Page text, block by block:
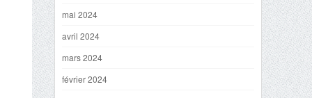
mai 2024
avril 2024
mars 2024
février 2024